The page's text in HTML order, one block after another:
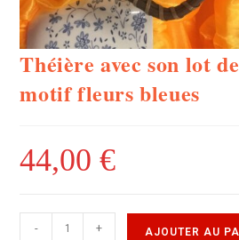
Théière avec son lot
motif fleurs bleues
44,00€
- + AJOUTER AU